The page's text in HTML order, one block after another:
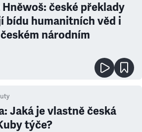
české překlady
bídu humanitních věd i
národním
Jaká je vlastně česká
týče?